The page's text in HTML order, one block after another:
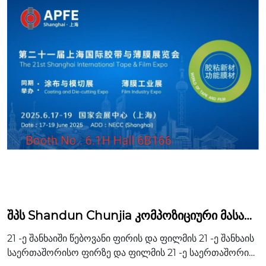
შპს Shandun Chunjia კომპოზიციური მასალ
შანხაიში ფირებისა და ფილმების APFE გამო
ფენაში
21 -ე შანხაიში წებოვანი ფირის და ფილმის 21 -ე შანხაის
საერთაშორისო ფირზე და ფილმის 21 -ე საერთაშორის